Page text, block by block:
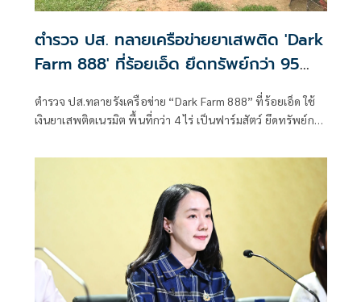
ตำรวจ ปส. ทลายเครือข่ายยาเสพติด 'Dark
Farm 888' ที่ร้อยเอ็ด ยึดทรัพย์กว่า 95
ตำรวจ ปส.ทลายรังเครือข่าย “Dark Farm 888” ที่ร้อยเอ็ด ใช้
เงินยาเสพติดเนรมิต พื้นที่กว่า 4 ไร่ เป็นฟาร์มสัตว์ ยึดทรัพย์กว่า